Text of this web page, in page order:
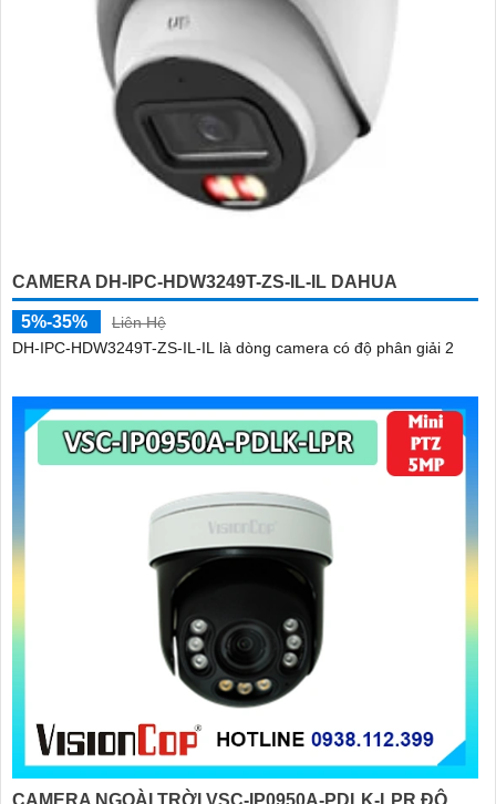
CAMERA DH-IPC-HDW3249T-ZS-IL-IL DAHUA
5%-35%
Liên Hệ
DH-IPC-HDW3249T-ZS-IL-IL là dòng camera có độ phân giải 2
CAMERA NGOÀI TRỜI VSC-IP0950A-PDLK-LPR ĐỘ